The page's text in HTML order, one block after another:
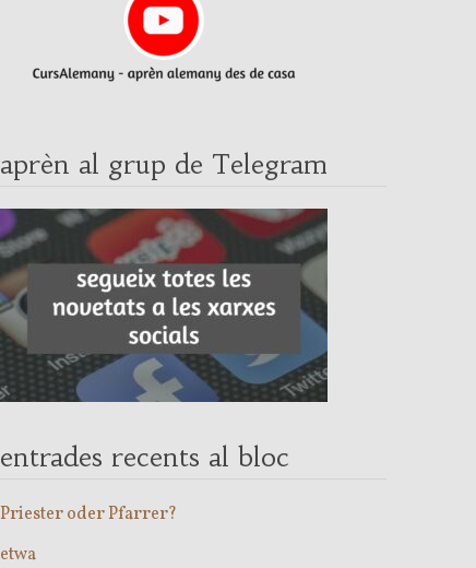
aprèn al grup de Telegram
entrades recents al bloc
Priester oder Pfarrer?
etwa